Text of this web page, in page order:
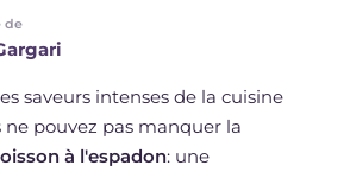
de
saveurs intenses de la cuisine
ne pouvez pas manquer la
à l'espadon: une